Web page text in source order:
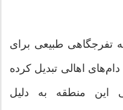
تفرجگاهی طبیعی برای
اهالی تبدیل کرده
این منطقه به دلیل